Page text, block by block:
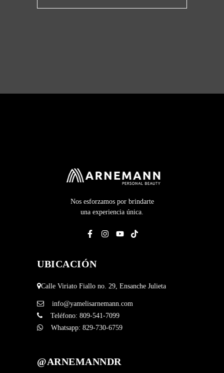
Nos esforzamos por brindarte
una experiencia única.
UBICACIÓN
Calle Viriato Fiallo no. 29, Ensanche Julieta
info@yamelisarnemann.com
Teléfono: 809-541-7099
Whatsapp: 829-730-6759
@ARNEMANNDR